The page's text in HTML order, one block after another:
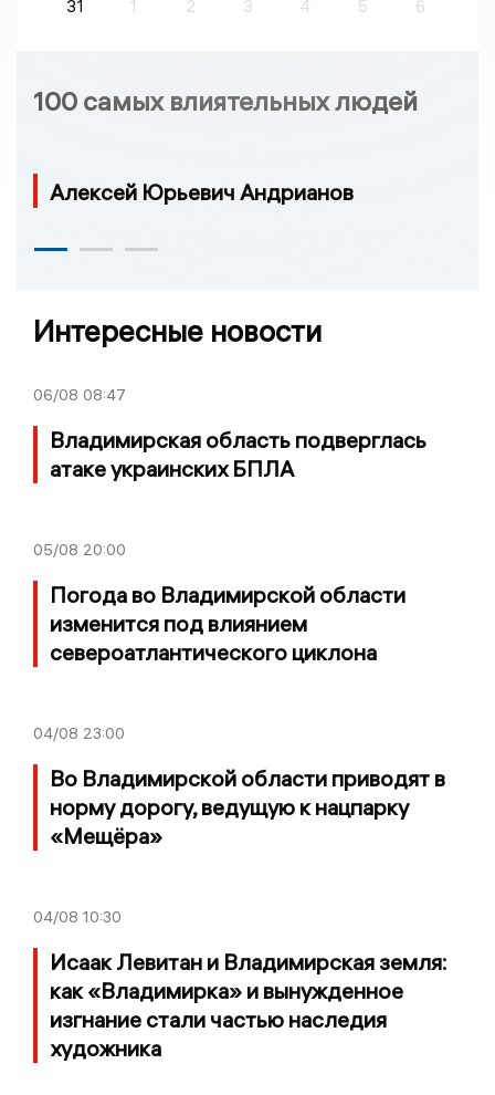
31 1 2 3 4 5 6
100 самых влиятельных людей
Алексей Юрьевич Андрианов
Интересные новости
06/08 08:47
Владимирская область подверглась
атаке украинских БПЛА
05/08 20:00
Погода во Владимирской области
изменится под влиянием
североатлантического циклона
04/08 23:00
Во Владимирской области приводят в
норму дорогу, ведущую к нацпарку
«Мещёра»
04/08 10:30
Исаак Левитан и Владимирская земля:
как «Владимирка» и вынужденное
изгнание стали частью наследия
художника